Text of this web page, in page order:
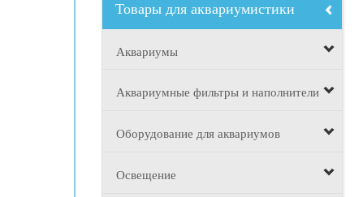
Товары для аквариумистики
Аквариумы
Аквариумные фильтры и наполнители
Оборудование для аквариумов
Освещение